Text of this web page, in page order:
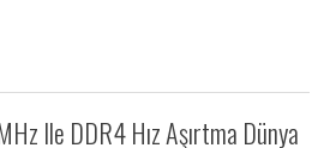
Ile DDR4 Hız Aşırtma Dünya